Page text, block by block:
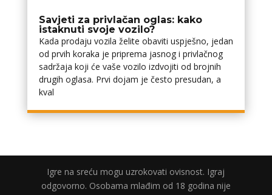
Savjeti za privlačan oglas: kako
istaknuti svoje vozilo?
Kada prodaju vozila želite obaviti uspješno, jedan
od prvih koraka je priprema jasnog i privlačnog
sadržaja koji će vaše vozilo izdvojiti od brojnih
drugih oglasa. Prvi dojam je često presudan, a
kval
Igre na sreću mogu uzrokovati ovisnost. Igraj
odgovorno. Osobama mlađim od 18 godina nije